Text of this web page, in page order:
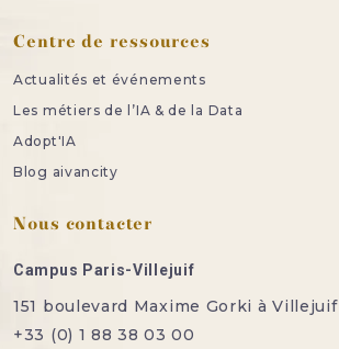
Centre de ressources
Actualités et événements
Les métiers de l’IA & de la Data
Adopt'IA
Blog aivancity
Nous contacter
Campus Paris-Villejuif
151 boulevard Maxime Gorki à Villejuif
+33 (0) 1 88 38 03 00